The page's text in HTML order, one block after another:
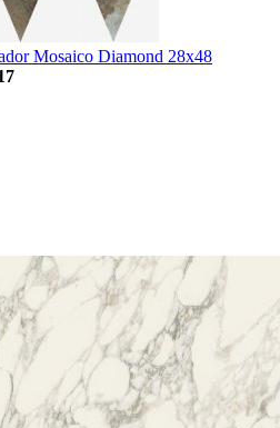
Mosaico Diamond 28x48